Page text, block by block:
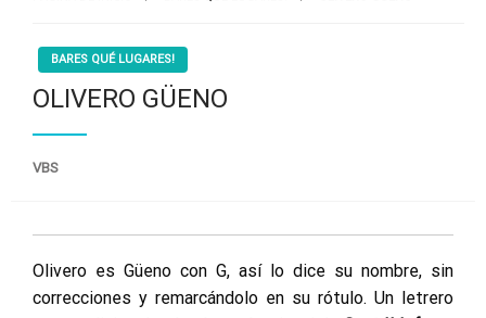
BARES QUÉ LUGARES!
OLIVERO GÜENO
VBS
Olivero es Güeno con G, así lo dice su nombre, sin
correcciones y remarcándolo en su rótulo. Un letrero